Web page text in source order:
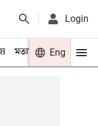
Login
মতামত খেলা
Eng